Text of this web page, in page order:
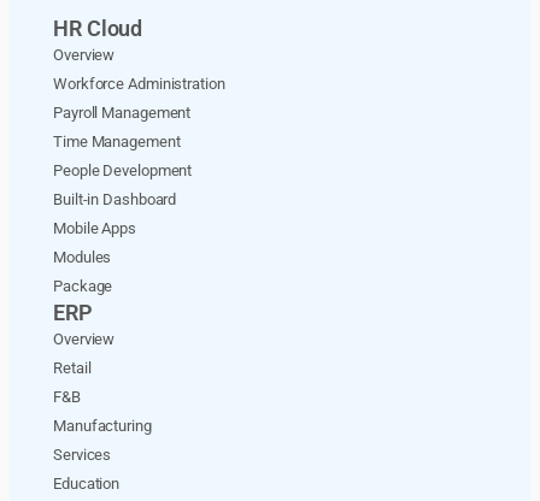
HR Cloud
Overview
Workforce Administration
Payroll Management
Time Management
People Development
Built-in Dashboard
Mobile Apps
Modules
Package
ERP
Overview
Retail
F&B
Manufacturing
Services
Education